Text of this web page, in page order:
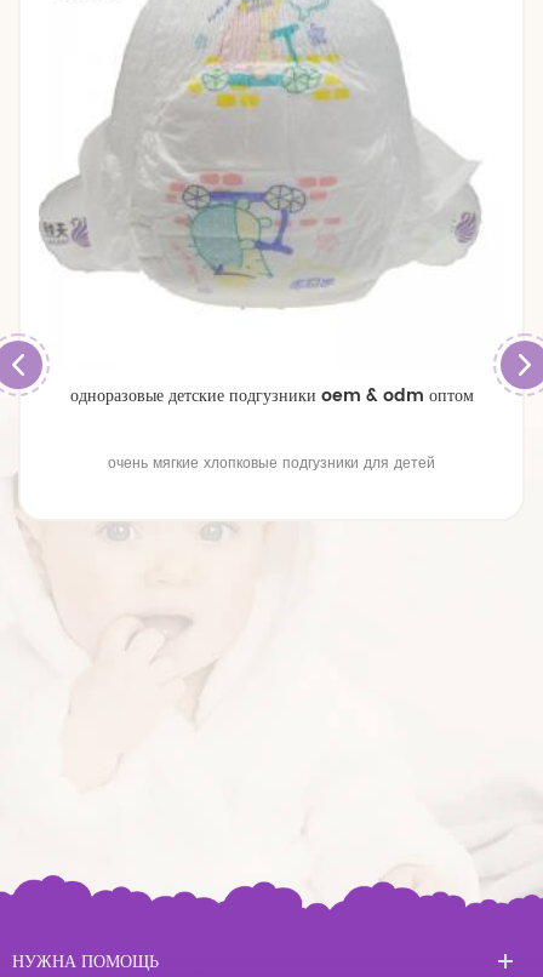
одноразовые детские подгузники oem & odm оптом
очень мягкие хлопковые подгузники для детей
НУЖНА ПОМОЩЬ